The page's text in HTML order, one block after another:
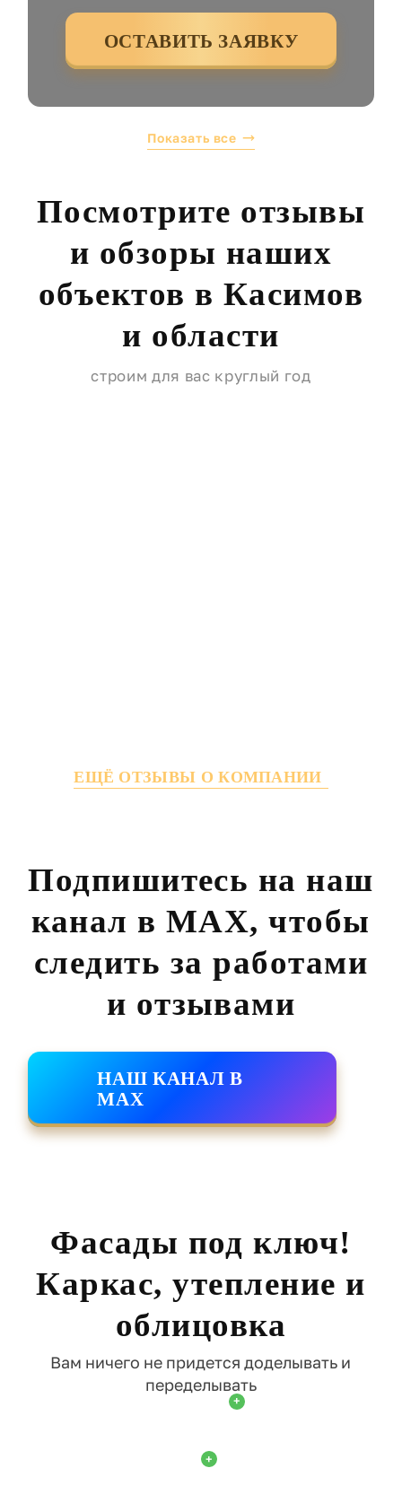
ОСТАВИТЬ ЗАЯВКУ
Показать все
Посмотрите отзывы
и обзоры наших
объектов в Касимов
и области
строим для вас круглый год
ЕЩЁ ОТЗЫВЫ О КОМПАНИИ
Подпишитесь на наш
канал в MAX, чтобы
следить за работами
и отзывами
НАШ КАНАЛ В
MAX
Фасады под ключ!
Каркас, утепление и
облицовка
Вам ничего не придется доделывать и
переделывать
+
+